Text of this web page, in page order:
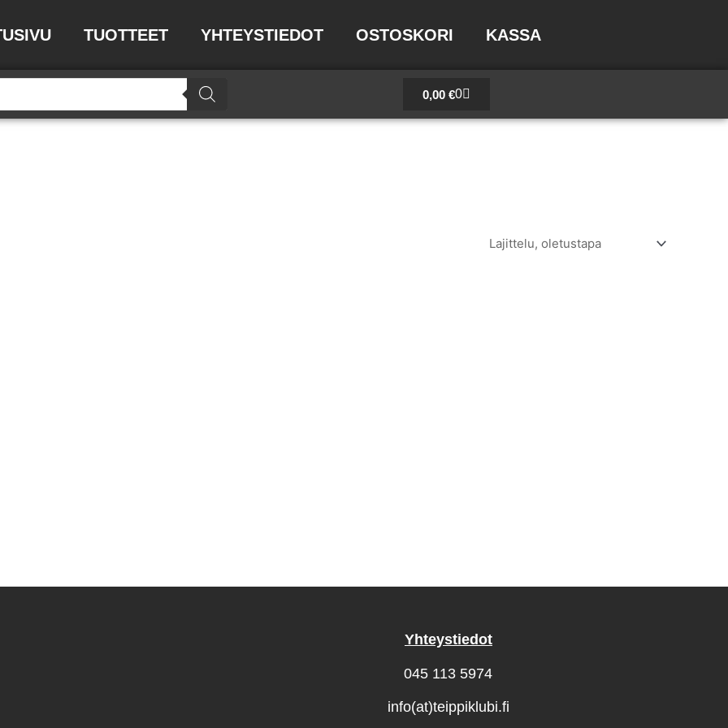
TUOTTEET YHTEYSTIEDOT OSTOSKORI KASSA
0,00 €0
Cart
Yhteystiedot
045 113 5974
info(at)teippiklubi.fi